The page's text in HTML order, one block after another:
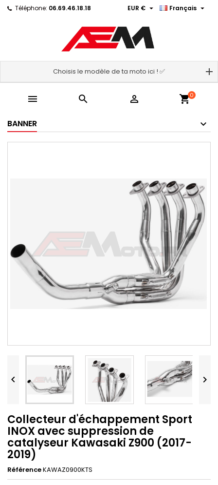
Téléphone: 06.69.46.18.18 Français 
EUR € 
Choisis le modèle de ta moto ici ! ✅
   shopping_cart0
BANNER
 
Collecteur d'échappement Sport
INOX avec suppression de
catalyseur Kawasaki Z900 (2017-
2019)
RéférenceKAWAZ0900KTS